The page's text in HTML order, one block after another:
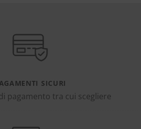
SICURI
pagamento tra cui scegliere